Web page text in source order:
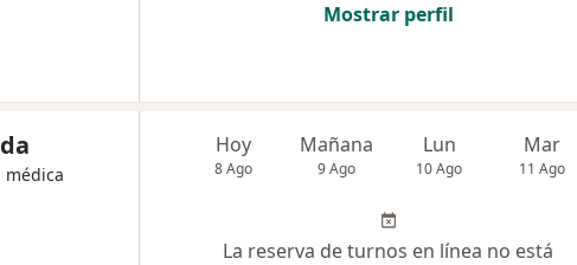
Mostrar perfil
médica
Hoy
8 Ago
Mañana
9 Ago
Lun
10 Ago
Mar
11 Ago
La reserva de turnos en línea no está